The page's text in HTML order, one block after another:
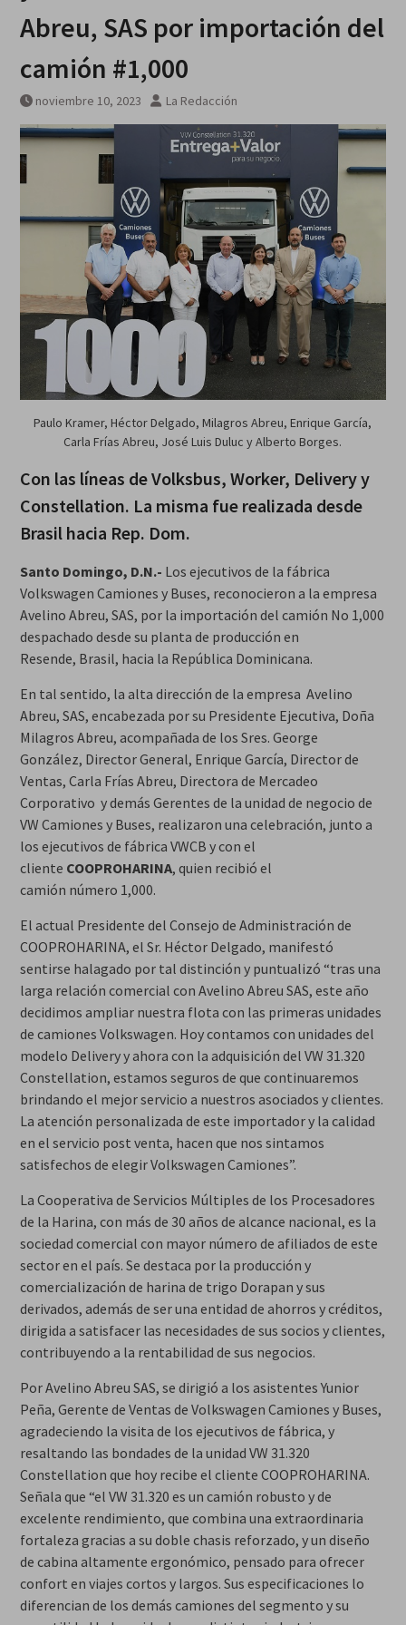
agosto
Abreu, SAS por importación del
camión #1,000
noviembre 10, 2023 La Redacción
Paulo Kramer, Héctor Delgado, Milagros Abreu, Enrique García,
Carla Frías Abreu, José Luis Duluc y Alberto Borges.
Con las líneas de Volksbus, Worker, Delivery y
Constellation. La misma fue realizada desde
Brasil hacia Rep. Dom.
Santo Domingo, D.N.- Los ejecutivos de la fábrica
Volkswagen Camiones y Buses, reconocieron a la empresa
Avelino Abreu, SAS, por la importación del camión No 1,000
despachado desde su planta de producción en
Resende, Brasil, hacia la República Dominicana.
En tal sentido, la alta dirección de la empresa Avelino
Abreu, SAS, encabezada por su Presidente Ejecutiva, Doña
Milagros Abreu, acompañada de los Sres. George
González, Director General, Enrique García, Director de
Ventas, Carla Frías Abreu, Directora de Mercadeo
Corporativo y demás Gerentes de la unidad de negocio de
VW Camiones y Buses, realizaron una celebración, junto a
los ejecutivos de fábrica VWCB y con el
cliente COOPROHARINA, quien recibió el
camión número 1,000.
El actual Presidente del Consejo de Administración de
COOPROHARINA, el Sr. Héctor Delgado, manifestó
sentirse halagado por tal distinción y puntualizó “tras una
larga relación comercial con Avelino Abreu SAS, este año
decidimos ampliar nuestra flota con las primeras unidades
de camiones Volkswagen. Hoy contamos con unidades del
modelo Delivery y ahora con la adquisición del VW 31.320
Constellation, estamos seguros de que continuaremos
brindando el mejor servicio a nuestros asociados y clientes.
La atención personalizada de este importador y la calidad
en el servicio post venta, hacen que nos sintamos
satisfechos de elegir Volkswagen Camiones”.
La Cooperativa de Servicios Múltiples de los Procesadores
de la Harina, con más de 30 años de alcance nacional, es la
sociedad comercial con mayor número de afiliados de este
sector en el país. Se destaca por la producción y
comercialización de harina de trigo Dorapan y sus
derivados, además de ser una entidad de ahorros y créditos,
dirigida a satisfacer las necesidades de sus socios y clientes,
contribuyendo a la rentabilidad de sus negocios.
Por Avelino Abreu SAS, se dirigió a los asistentes Yunior
Peña, Gerente de Ventas de Volkswagen Camiones y Buses,
agradeciendo la visita de los ejecutivos de fábrica, y
resaltando las bondades de la unidad VW 31.320
Constellation que hoy recibe el cliente COOPROHARINA.
Señala que “el VW 31.320 es un camión robusto y de
excelente rendimiento, que combina una extraordinaria
fortaleza gracias a su doble chasis reforzado, y un diseño
de cabina altamente ergonómico, pensado para ofrecer
confort en viajes cortos y largos. Sus especificaciones lo
diferencian de los demás camiones del segmento y su